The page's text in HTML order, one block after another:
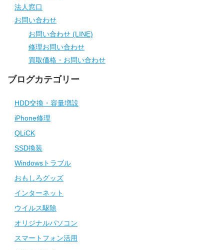
法人窓口
お問い合わせ
お問い合わせ (LINE)
修理お問い合わせ
買取価格・お問い合わせ
ブログカテゴリー
HDD交換・容量増設
iPhone修理
QLiCK
SSD換装
Windowsトラブル
おもしろグッズ
インターネット
ウイルス駆除
オリジナルパソコン
スマートフォン活用